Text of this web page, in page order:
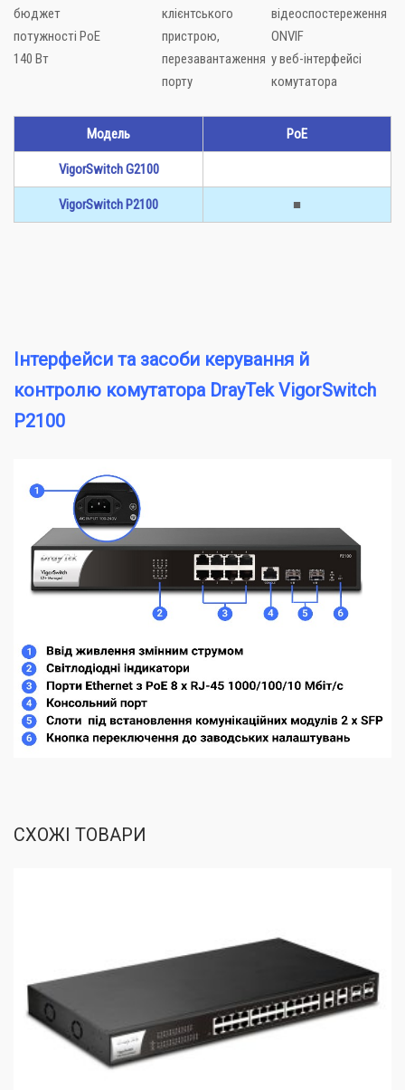
бюджет
потужності PoE
140 Вт
клієнтського
пристрою,
перезавантаження
порту
відеоспостереження
ONVIF
у веб-інтерфейсі
комутатора
Модель PoE
VigorSwitch G2100
VigorSwitch P2100 ■
Інтерфейси та засоби керування й
контролю комутатора DrayTekVigorSwitch
P2100
СХОЖІ ТОВАРИ